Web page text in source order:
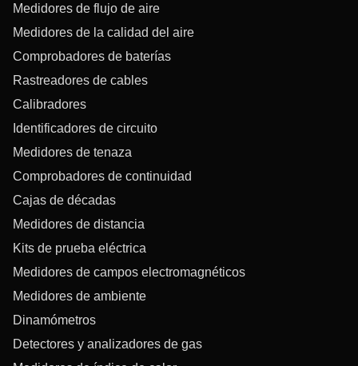
Medidores de flujo de aire
Medidores de la calidad del aire
Comprobadores de baterías
Rastreadores de cables
Calibradores
Identificadores de circuito
Medidores de tenaza
Comprobadores de continuidad
Cajas de décadas
Medidores de distancia
Kits de prueba eléctrica
Medidores de campos electromagnéticos
Medidores de ambiente
Dinamómetros
Detectores y analizadores de gas